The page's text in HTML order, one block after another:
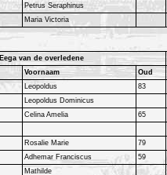
Petrus Seraphinus
Maria Victoria
Eega van de overledene
Voornaam Oud
Leopoldus 83
Leopoldus Dominicus
Celina Amelia 65
Rosalie Marie 79
Adhemar Franciscus 59
Mathilde